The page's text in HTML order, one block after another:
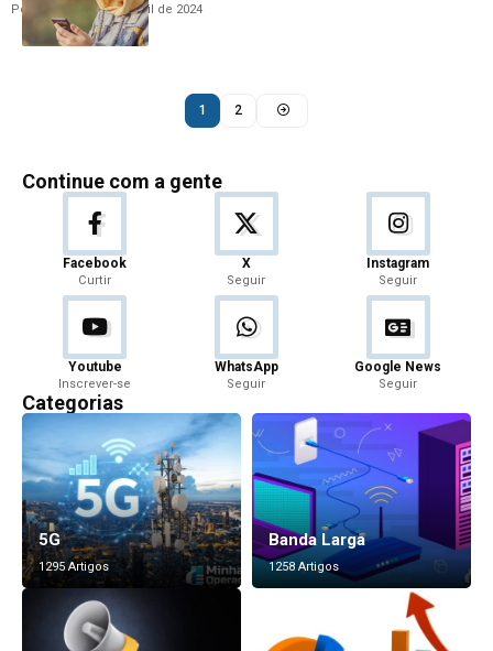
Por Ana Cláudia5 de abril de 2024
1 2
Continue com a gente
Facebook
Curtir
X
Seguir
Instagram
Seguir
Youtube
Inscrever-se
WhatsApp
Seguir
Google News
Seguir
Categorias
5G
1295 Artigos
Banda Larga
1258 Artigos